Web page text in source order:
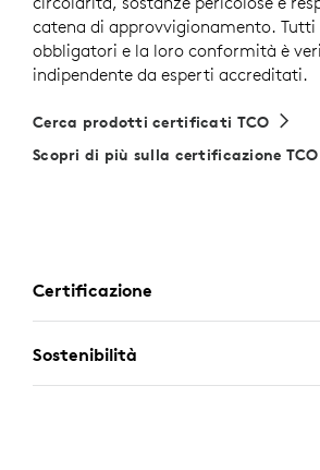
catena di approvvigionamento.
obbligatori e la loro conformità è
indipendente da esperti accreditati.
Cerca prodotti certificati TCO
Scopri di più sulla certificazione TCO
Certificazione
CERTIFICAZIONE PER
AZIENDALE
Sostenibilità